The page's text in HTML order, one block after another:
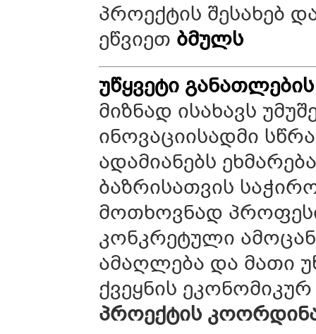
პროექტის შესახებ
ეწვიეთ ბმულს
უწყვეტი განათლების
მიზნად ისახავს
ინოვაციისადმი
ადამიანებს
ბაზრისათვის
მოთხოვნად
კონკრეტული
ამაღლება და მათი
ქვეყნის
პროექტის